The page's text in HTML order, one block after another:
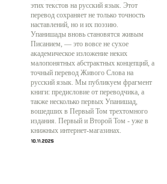
этих текстов на русский язык. Этот
перевод сохраняет не только точность
наставлений, но и их поэзию.
Упанишады вновь становятся живым
Писанием, — это вовсе не сухое
академическое изложение неких
малопонятных абстрактных концепций, а
точный перевод Живого Слова на
русский язык. Мы публикуем фрагмент
книги: предисловие от переводчика, а
также несколько первых Упанишад,
вошедших в Первый Том трехтомного
издания. Первый и Второй Том - уже в
книжных интернет-магазинах.